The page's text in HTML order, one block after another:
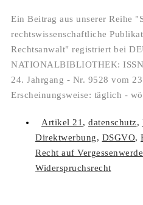
Ein Beitrag aus unserer Reihe
rechtswissenschaftliche
Rechtsanwalt" registriert bei
NATIONALBIBLIOTHEK:
24. Jahrgang - Nr. 9528 vom
Erscheinungsweise: täglich -
Artikel 21 , datenschutz,
Direktwerbung, DSGVO,
Recht auf
Widerspruchsrecht